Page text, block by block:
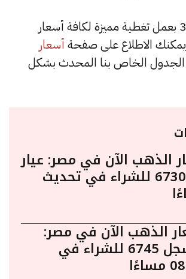
نقوم في مصر 365 بعمل تغطية مميزة لكافة أسعار
الاطلاع على صفحة أسعار
الجدول الخاص بنا المحدث بشكل
الذهب الآن في مصر: عيار
24 يسجل 6730 للشراء في تحديث
الذهب الآن في مصر:
عيار 24 يسجل 6745 للشراء في